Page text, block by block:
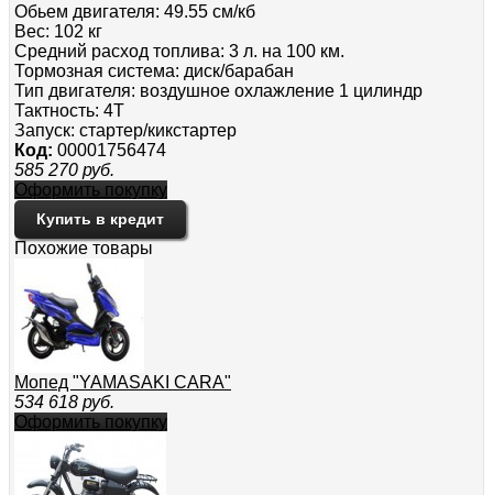
Обьем двигателя: 49.55 см/кб
Вес: 102 кг
Средний расход топлива: 3 л. на 100 км.
Тормозная система: диск/барабан
Тип двигателя: воздушное охлажление 1 цилиндр
Тактность: 4Т
Запуск: стартер/кикстартер
Код: 00001756474
585 270 руб.
Оформить покупку
Купить в кредит
Похожие товары
Мопед "YAMASAKI CARA"
534 618 руб.
Оформить покупку